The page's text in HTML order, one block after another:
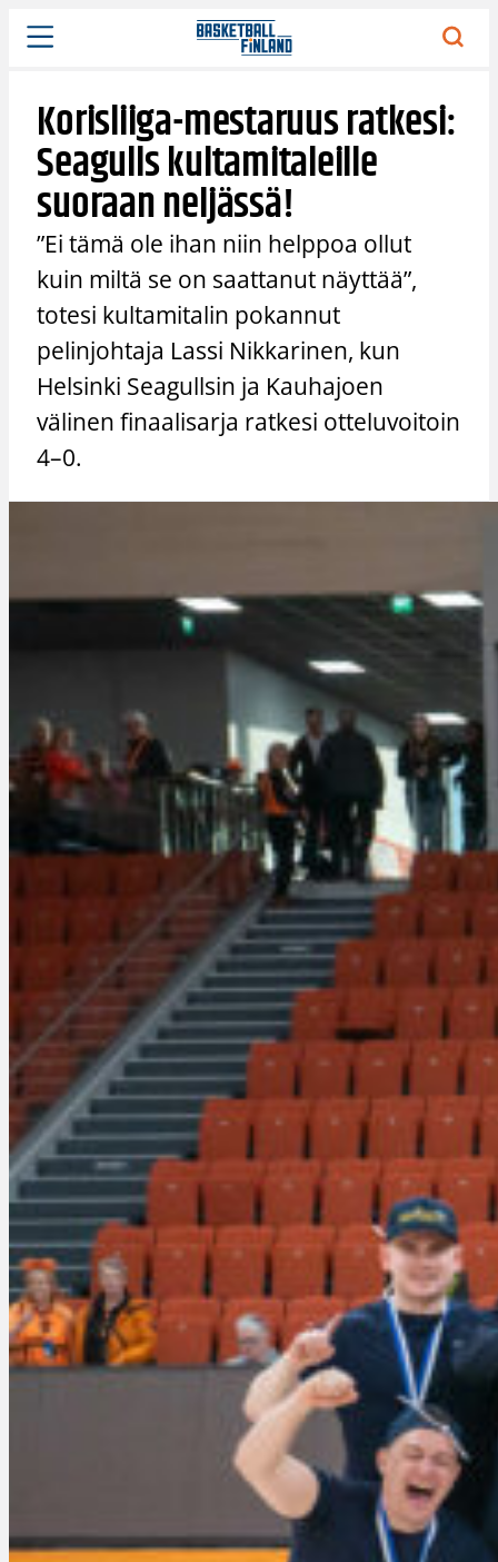
Siirry
sisältöön
Korisliiga-mestaruus ratkesi:
Seagulls kultamitaleille
suoraan neljässä!
”Ei tämä ole ihan niin helppoa ollut
kuin miltä se on saattanut näyttää”,
totesi kultamitalin pokannut
pelinjohtaja Lassi Nikkarinen, kun
Helsinki Seagullsin ja Kauhajoen
välinen finaalisarja ratkesi otteluvoitoin
4–0.